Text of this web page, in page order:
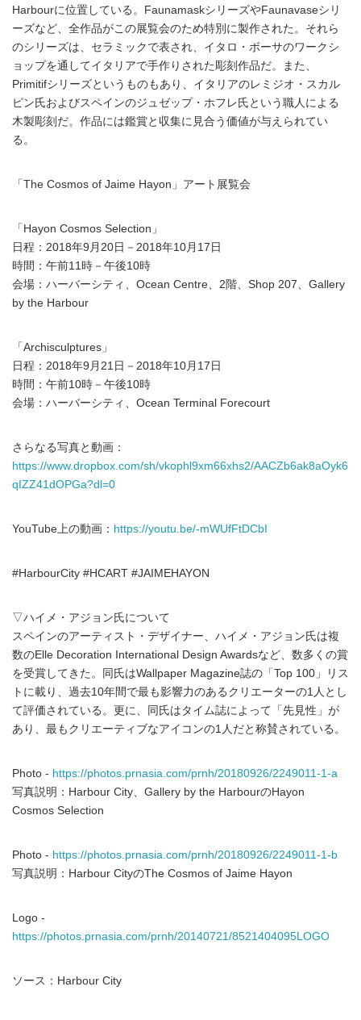
Harbourに位置している。FaunamaskシリーズやFaunavaseシリ
ーズなど、全作品がこの展覧会のため特別に製作された。それら
のシリーズは、セラミックで表され、イタロ・ボーサのワークシ
ョップを通してイタリアで手作りされた彫刻作品だ。また、
Primitifシリーズというものもあり、イタリアのレミジオ・スカル
ピン氏およびスペインのジュゼップ・ホフレ氏という職人による
木製彫刻だ。作品には鑑賞と収集に見合う価値が与えられてい
る。
「The Cosmos of Jaime Hayon」アート展覧会
「Hayon Cosmos Selection」
日程：2018年9月20日－2018年10月17日
時間：午前11時－午後10時
会場：ハーバーシティ、Ocean Centre、2階、Shop 207、Gallery
by the Harbour
「Archisculptures」
日程：2018年9月21日－2018年10月17日
時間：午前10時－午後10時
会場：ハーバーシティ、Ocean Terminal Forecourt
さらなる写真と動画：
https://www.dropbox.com/sh/vkophl9xm66xhs2/AACZb6ak8aOyk6
qIZZ41dOPGa?dl=0
YouTube上の動画： https://youtu.be/-mWUfFtDCbI
#HarbourCity #HCART #JAIMEHAYON
▽ハイメ・アジョン氏について
スペインのアーティスト・デザイナー、ハイメ・アジョン氏は複
数のElle Decoration International Design Awardsなど、数多くの賞
を受賞してきた。同氏はWallpaper Magazine誌の「Top 100」リス
トに載り、過去10年間で最も影響力のあるクリエーターの1人とし
て評価されている。更に、同氏はタイム誌によって「先見性」が
あり、最もクリエーティブなアイコンの1人だと称賛されている。
Photo - https://photos.prnasia.com/prnh/20180926/2249011-1-a
写真説明：Harbour City、Gallery by the HarbourのHayon
Cosmos Selection
Photo - https://photos.prnasia.com/prnh/20180926/2249011-1-b
写真説明：Harbour CityのThe Cosmos of Jaime Hayon
Logo -
https://photos.prnasia.com/prnh/20140721/8521404095LOGO
ソース：Harbour City